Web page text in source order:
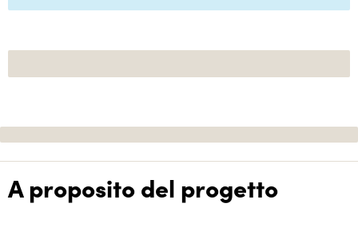
A proposito del progetto